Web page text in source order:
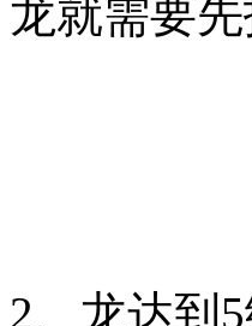
龙就需要
2、龙达到